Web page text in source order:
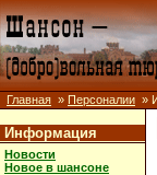
Главная » Персоналии »
Информация
Новости
Новое в шансоне